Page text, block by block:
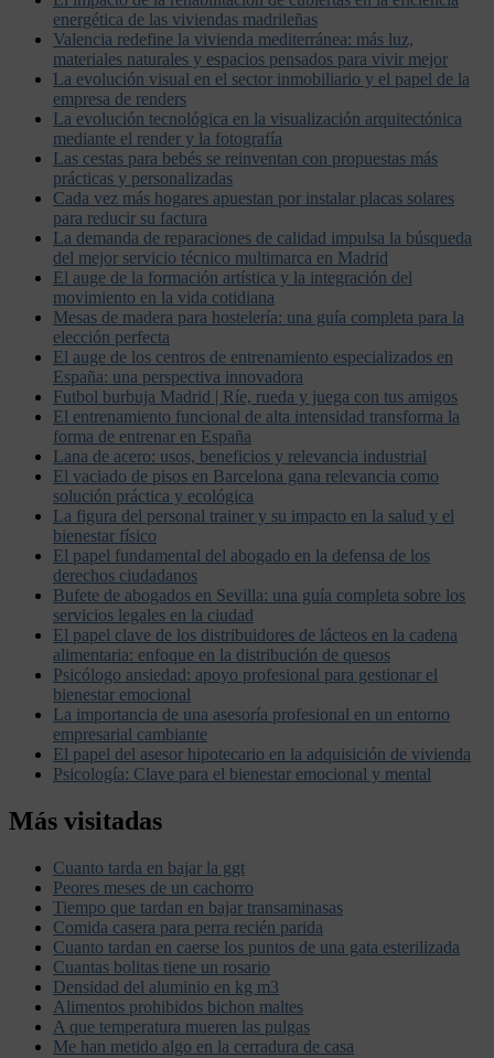
energética de las viviendas madrileñas
Valencia redefine la vivienda mediterránea: más luz,
materiales naturales y espacios pensados para vivir mejor
La evolución visual en el sector inmobiliario y el papel de la
empresa de renders
La evolución tecnológica en la visualización arquitectónica
mediante el render y la fotografía
Las cestas para bebés se reinventan con propuestas más
prácticas y personalizadas
Cada vez más hogares apuestan por instalar placas solares
para reducir su factura
La demanda de reparaciones de calidad impulsa la búsqueda
del mejor servicio técnico multimarca en Madrid
El auge de la formación artística y la integración del
movimiento en la vida cotidiana
Mesas de madera para hostelería: una guía completa para la
elección perfecta
El auge de los centros de entrenamiento especializados en
España: una perspectiva innovadora
Futbol burbuja Madrid | Ríe, rueda y juega con tus amigos
El entrenamiento funcional de alta intensidad transforma la
forma de entrenar en España
Lana de acero: usos, beneficios y relevancia industrial
El vaciado de pisos en Barcelona gana relevancia como
solución práctica y ecológica
La figura del personal trainer y su impacto en la salud y el
bienestar físico
El papel fundamental del abogado en la defensa de los
derechos ciudadanos
Bufete de abogados en Sevilla: una guía completa sobre los
servicios legales en la ciudad
El papel clave de los distribuidores de lácteos en la cadena
alimentaria: enfoque en la distribución de quesos
Psicólogo ansiedad: apoyo profesional para gestionar el
bienestar emocional
La importancia de una asesoría profesional en un entorno
empresarial cambiante
El papel del asesor hipotecario en la adquisición de vivienda
Psicología: Clave para el bienestar emocional y mental
Más visitadas
Cuanto tarda en bajar la ggt
Peores meses de un cachorro
Tiempo que tardan en bajar transaminasas
Comida casera para perra recién parida
Cuanto tardan en caerse los puntos de una gata esterilizada
Cuantas bolitas tiene un rosario
Densidad del aluminio en kg m3
Alimentos prohibidos bichon maltes
A que temperatura mueren las pulgas
Me han metido algo en la cerradura de casa